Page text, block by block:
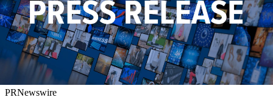
PRNewswire